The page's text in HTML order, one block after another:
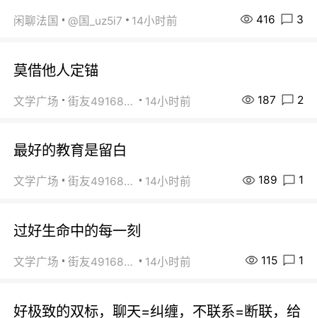
闲聊法国 @国_uz5i7 14小时前 416 3
莫借他人定锚
文学广场 街友49168527 14小时前 187 2
最好的教育是留白
文学广场 街友49168527 14小时前 189 1
过好生命中的每一刻
文学广场 街友49168527 14小时前 115 1
好极致的双标，聊天=纠缠，不联系=断联，给